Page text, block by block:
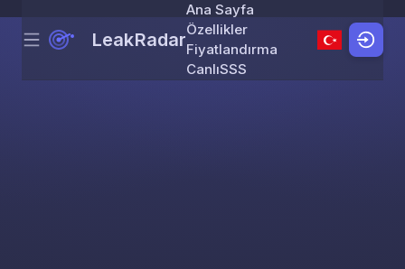
Skip to content
Menu LeakRadar
Ana Sayfa
Özellikler
Fiyatlandırma
CanlıSSS